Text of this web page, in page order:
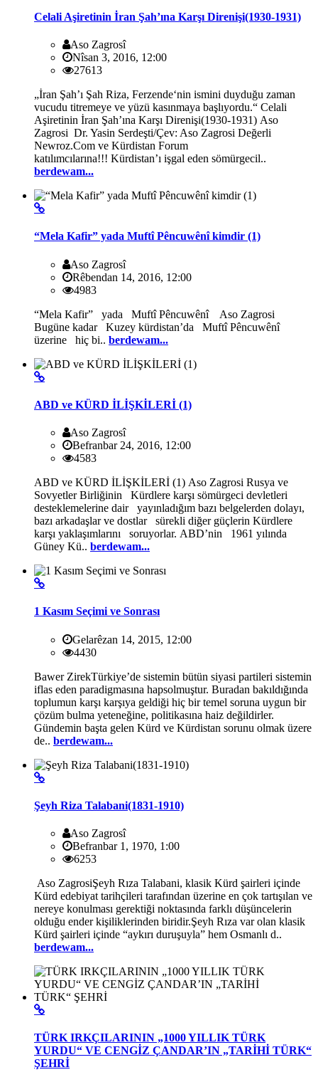
Celali Aşiretinin İran Şah’ına Karşı Direnişi(1930-1931)
Aso Zagrosî
Nîsan 3, 2016, 12:00
27613
„İran Şah’ı Şah Riza, Ferzende‘nin ismini duyduğu zaman
vucudu titremeye ve yüzü kasınmaya başlıyordu.“ Celali
Aşiretinin İran Şah’ına Karşı Direnişi(1930-1931) Aso
Zagrosi Dr. Yasin Serdeşti/Çev: Aso Zagrosi Değerli
Newroz.Com ve Kürdistan Forum
katılımcılarına!!! Kürdistan’ı işgal eden sömürgecil..
berdewam...
“Mela Kafir” yada Muftî Pêncuwênî kimdir (1)
Aso Zagrosî
Rêbendan 14, 2016, 12:00
4983
“Mela Kafir” yada Muftî Pêncuwênî Aso Zagrosi
Bugüne kadar Kuzey kürdistan’da Muftî Pêncuwênî
üzerine hiç bi.. berdewam...
ABD ve KÜRD İLİŞKİLERİ (1)
Aso Zagrosî
Befranbar 24, 2016, 12:00
4583
ABD ve KÜRD İLİŞKİLERİ (1) Aso Zagrosi Rusya ve
Sovyetler Birliğinin Kürdlere karşı sömürgeci devletleri
desteklemelerine dair yayınladığım bazı belgelerden dolayı,
bazı arkadaşlar ve dostlar sürekli diğer güçlerin Kürdlere
karşı yaklaşımlarını soruyorlar. ABD’nin 1961 yılında
Güney Kü.. berdewam...
1 Kasım Seçimi ve Sonrası
Gelarêzan 14, 2015, 12:00
4430
Bawer ZirekTürkiye’de sistemin bütün siyasi partileri sistemin
iflas eden paradigmasına hapsolmuştur. Buradan bakıldığında
toplumun karşı karşıya geldiği hiç bir temel soruna uygun bir
çözüm bulma yeteneğine, politikasına haiz değildirler.
Gündemin başta gelen Kürd ve Kürdistan sorunu olmak üzere
de.. berdewam...
Şeyh Riza Talabani(1831-1910)
Aso Zagrosî
Befranbar 1, 1970, 1:00
6253
Aso ZagrosiŞeyh Rıza Talabani, klasik Kürd şairleri içinde
Kürd edebiyat tarihçileri tarafından üzerine en çok tartışılan ve
nereye konulması gerektiği noktasında farklı düşüncelerin
olduğu ender kişiliklerinden biridir.Şeyh Rıza var olan klasik
Kürd şairleri içinde “aykırı duruşuyla” hem Osmanlı d..
berdewam...
TÜRK IRKÇILARININ „1000 YILLIK TÜRK
YURDU“ VE CENGİZ ÇANDAR’IN „TARİHİ TÜRK“
ŞEHRİ